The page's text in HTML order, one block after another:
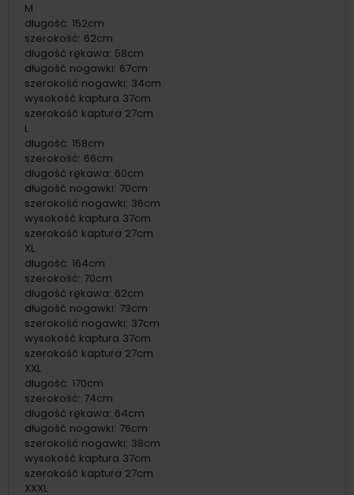
M
długość: 152cm
szerokość: 62cm
długość rękawa: 58cm
długość nogawki: 67cm
szerokość nogawki: 34cm
wysokość kaptura 37cm
szerokość kaptura 27cm
L
długość: 158cm
szerokość: 66cm
długość rękawa: 60cm
długość nogawki: 70cm
szerokość nogawki: 36cm
wysokość kaptura 37cm
szerokość kaptura 27cm
XL
długość: 164cm
szerokość: 70cm
długość rękawa: 62cm
długość nogawki: 73cm
szerokość nogawki: 37cm
wysokość kaptura 37cm
szerokość kaptura 27cm
XXL
długość: 170cm
szerokość: 74cm
długość rękawa: 64cm
długość nogawki: 76cm
szerokość nogawki: 38cm
wysokość kaptura 37cm
szerokość kaptura 27cm
XXXL